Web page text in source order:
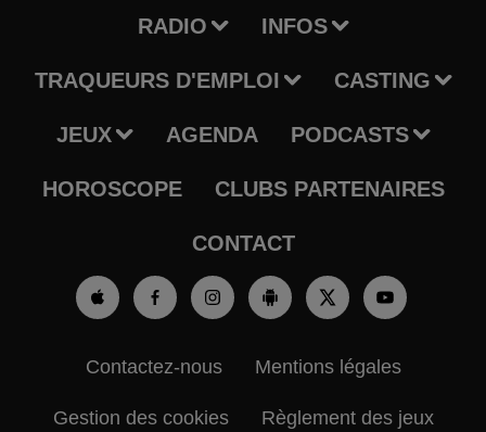
RADIO INFOS
TRAQUEURS D'EMPLOI CASTING
JEUX AGENDA PODCASTS
HOROSCOPE CLUBS PARTENAIRES
CONTACT
Contactez-nous Mentions légales
Gestion des cookies Règlement des jeux